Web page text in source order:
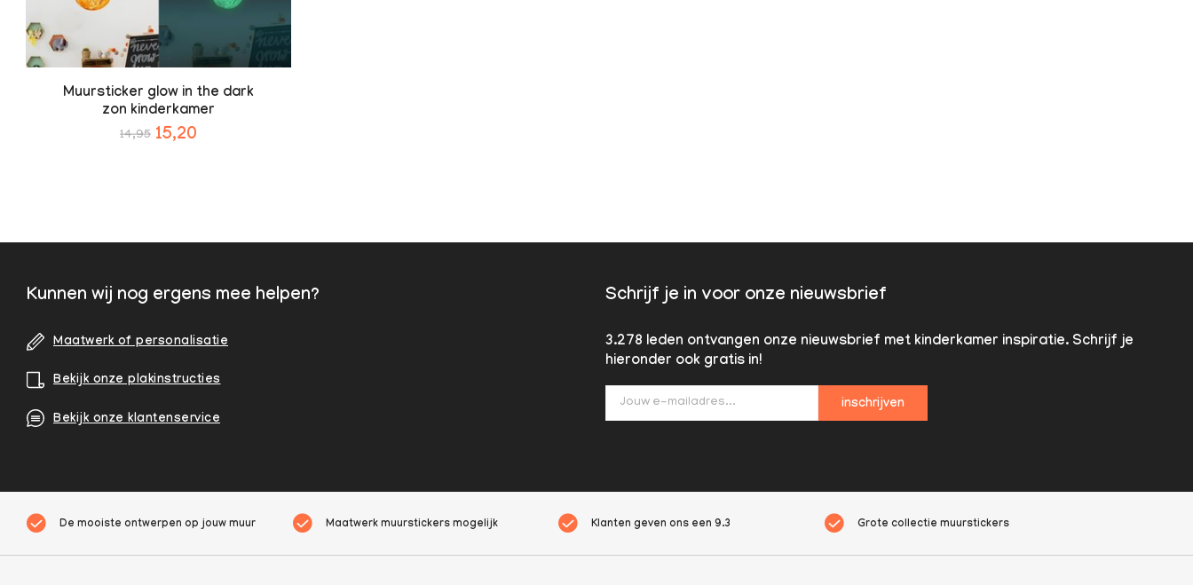
Muursticker glow in the dark
zon kinderkamer
14,95 15,20
Kunnen wij nog ergens mee helpen?
Maatwerk of personalisatie
Bekijk onze plakinstructies
Bekijk onze klantenservice
Schrijf je in voor onze nieuwsbrief
3.278 leden ontvangen onze nieuwsbrief met kinderkamer inspiratie. Schrijf je
hieronder ook gratis in!
inschrijven
De mooiste ontwerpen op jouw muur Maatwerk muurstickers mogelijk Klanten geven ons een9.3 Grote collectie muurstickers